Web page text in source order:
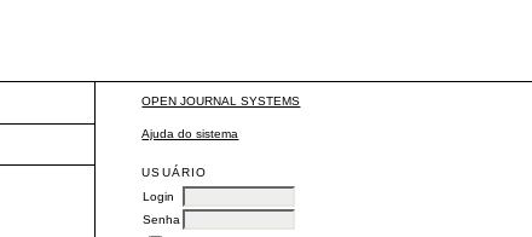
OPEN JOURNAL SYSTEMS
Ajuda do sistema
USUÁRIO
Login
Senha